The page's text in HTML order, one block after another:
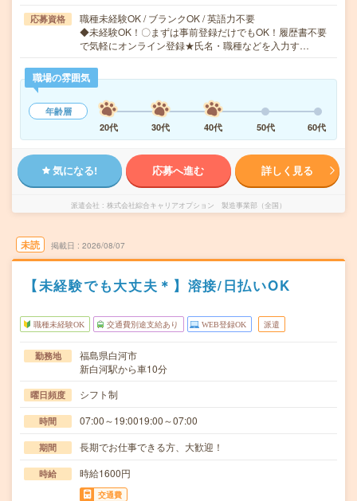
応募資格
職種未経験OK / ブランクOK / 英語力不要
◆未経験OK！〇まずは事前登録だけでもOK！履歴書不要
で気軽にオンライン登録★氏名・職種などを入力す…
職場の雰囲気
年齢層
20代
30代 40代 50代 60代
気になる! 応募へ進む 詳しく見る
派遣会社 株式会社綜合キャリアオプション 製造事業部（全国）
未読 掲載日 2026/08/07
【未経験でも大丈夫＊】溶接/日払いOK
職種未経験OK 交通費別途支給あり WEB登録OK 派遣
勤務地
福島県白河市
新白河駅から車10分
曜日頻度 シフト制
時間 07:00～19:0019:00～07:00
期間 長期でお仕事できる方、大歓迎！
時給 時給1600円
交通費